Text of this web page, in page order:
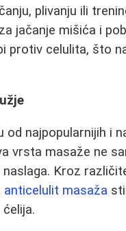
plivanju ili
jačanje mišića i
protiv celulita, što
najpopularnijih i
vrsta masaže ne
Kroz
anticelulit masaža